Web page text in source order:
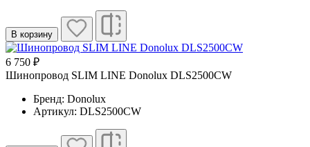
В корзину
6 750 ₽
Шинопровод SLIM LINE Donolux DLS2500CW
Бренд: Donolux
Артикул: DLS2500CW